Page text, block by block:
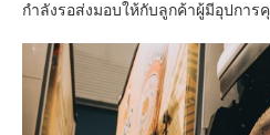
กำลังรอส่งมอบให้กับลูกค้าผู้มีอุปการ